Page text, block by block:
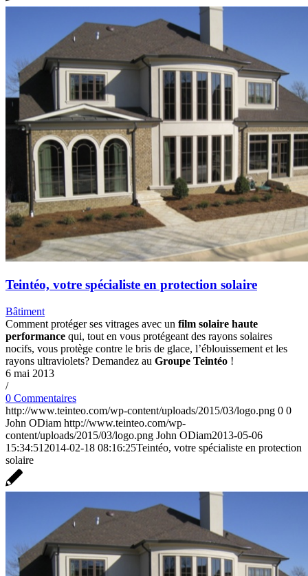
Teintéo, votre spécialiste en protection solaire
Bâtiment
Comment protéger ses vitrages avec un film solaire haute
performance qui, tout en vous protégeant des rayons solaires
nocifs, vous protège contre le bris de glace, l’éblouissement et les
rayons ultraviolets? Demandez au Groupe Teintéo !
6 mai 2013
/
0 Commentaires
http://www.teinteo.com/wp-content/uploads/2015/03/logo.png 0 0
John ODiam http://www.teinteo.com/wp-
content/uploads/2015/03/logo.png John ODiam2013-05-06
15:34:51 2014-02-18 08:16:25Teintéo, votre spécialiste en protection
solaire